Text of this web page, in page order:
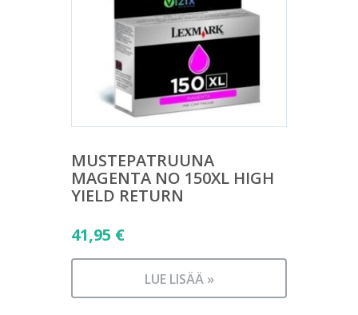
MUSTEPATRUUNA
MAGENTA NO 150XL HIGH
YIELD RETURN
41,95 €
LUE LISÄÄ »